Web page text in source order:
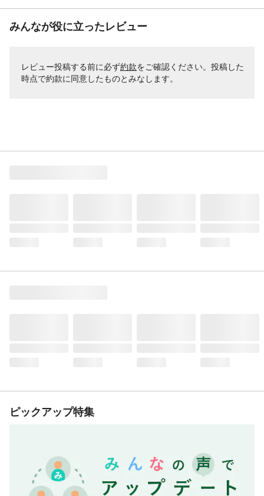
みんなが役に立ったレビュー
レビュー投稿する前に必ず約款をご確認ください。投稿した
時点で約款に同意したものとみなします。
ピックアップ特集